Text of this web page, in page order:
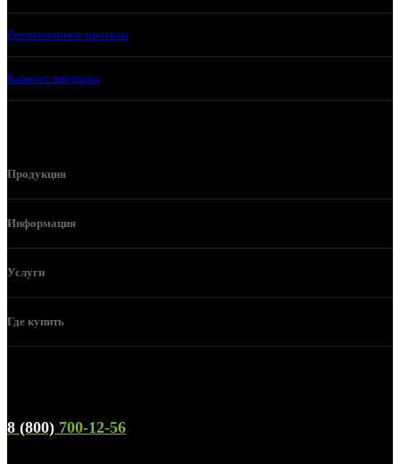
Реализованные проекты
Кабинет партнера
Продукция
Информация
Услуги
Где купить
8 (800) 700-12-56